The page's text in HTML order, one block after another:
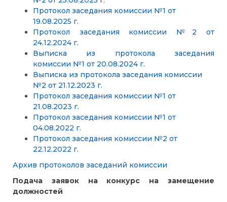
Протокол заседания комиссии №1 от
19.08.2025 г.
Протокол заседания комиссии №2 от
24.12.2024 г.
Выписка из протокола заседания
комиссии №1 от 20.08.2024 г.
Выписка из протокола заседания комиссии
№2 от 21.12.2023 г.
Протокол заседания комиссии №1 от
21.08.2023 г.
Протокол заседания комиссии №1 от
04.08.2022 г.
Протокол заседания комиссии №2 от
22.12.2022 г.
Архив протоколов заседаний комиссии
Подача заявок на конкурс на замещение
должностей